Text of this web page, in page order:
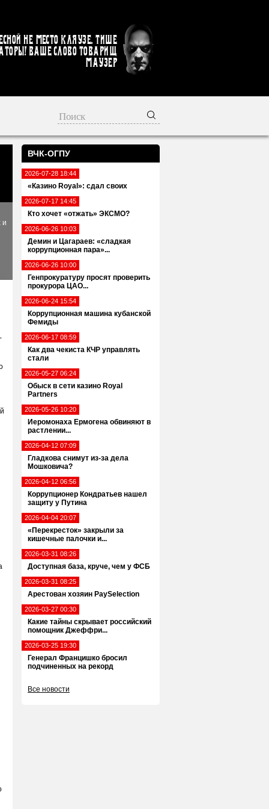
не место кляузе. Тише
Ваше слово товарищ
Маузер
ВЧК-ОГПУ
2026-07-28 18:44
«Казино Royal»: сдал своих
2026-07-17 14:45
Кто хочет «отжать» ЭКСМО?
2026-06-26 10:03
Демин и Цагараев: «сладкая
коррупционная пара»...
2026-06-26 10:00
Генпрокуратуру просят проверить
прокурора ЦАО...
2026-06-24 15:54
Коррупционная машина кубанской
Фемиды
2026-06-17 08:59
Как два чекиста КЧР управлять
стали
2026-05-27 06:24
Обыск в сети казино Royal
Partners
2026-05-26 10:20
Иеромонаха Ермогена обвиняют в
растлении...
2026-04-12 07:09
Гладкова снимут из-за дела
Мошковича?
2026-04-12 06:56
Коррупционер Кондратьев нашел
защиту у Путина
2026-04-04 20:07
«Перекресток» закрыли за
кишечные палочки и...
2026-03-31 08:26
Доступная база, круче, чем у ФСБ
2026-03-31 08:25
Арестован хозяин PaySelection
2026-03-27 00:30
Какие тайны скрывает российский
помощник Джеффри...
2026-03-25 19:30
Генерал Францишко бросил
подчиненных на рекорд
Все новости
и